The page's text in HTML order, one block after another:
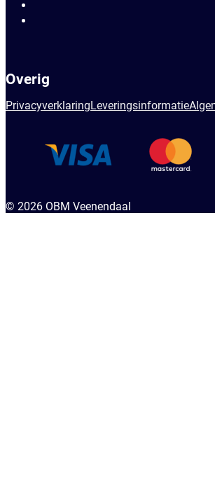
Overig
PrivacyverklaringLeveringsinformatie
© 2026 OBM Veenendaal